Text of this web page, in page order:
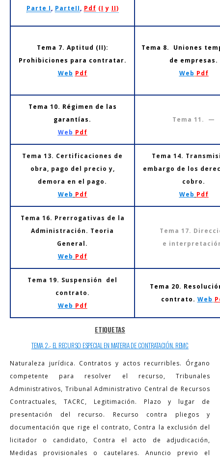
Parte I, ParteII, Pdf (I y II)
Tema 7. Aptitud (II):
Prohibiciones para contratar.
Web Pdf
Tema 8. Uniones
de empresas.
Web Pdf
Tema 10. Régimen de las
garantías.
Web Pdf
Tema 11. —
Tema 13. Certificaciones de
obra, pago del precio y,
demora en el pago.
Web Pdf
Tema 14.
embargo de los
cobro.
Web Pdf
Tema 16. Prerrogativas de la
Administración. Teoria
General.
Web Pdf
Tema 17.
e
Tema 19. Suspensión del
contrato.
Web Pdf
Tema 20.
contrato. Web
ETIQUETAS
TEMA 2.- EL RECURSO ESPECIAL EN MATERIA DE CONTRATACIÓN. REMC
Naturaleza jurídica. Contratos y actos recurribles. Órgano
competente para resolver el recurso, Tribunales
Administrativos, Tribunal Administrativo Central de Recursos
Contractuales, TACRC, Legitimación. Plazo y lugar de
presentación del recurso. Recurso contra pliegos y
documentación que rige el contrato, Contra la exclusión del
licitador o candidato, Contra el acto de adjudicación,
Medidas provisionales o cautelares. Anuncio previo el